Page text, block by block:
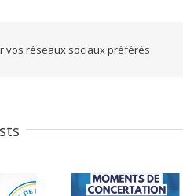
vos réseaux sociaux préférés